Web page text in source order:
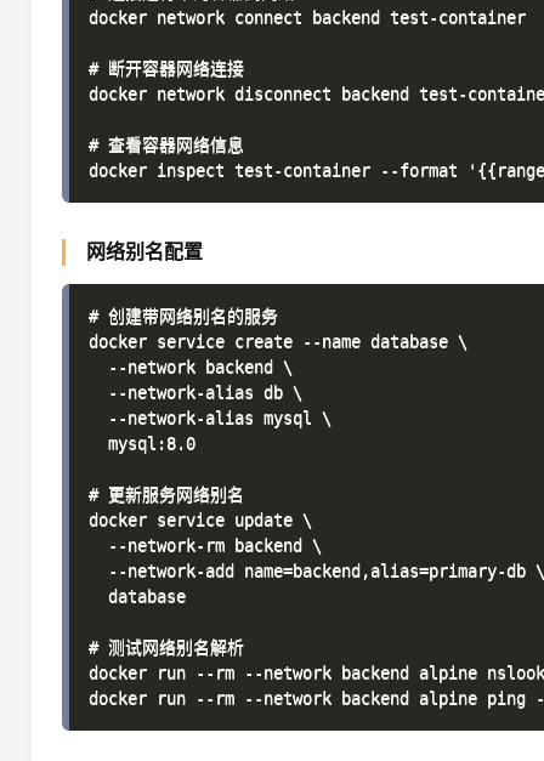
docker network connect backend test-container
# 断开容器网络连接
docker network disconnect backend test-
# 查看容器网络信息
网络别名配置
# 创建带网络别名的服务
docker service create --name database \
  --network backend \
  --network-alias db \
  --network-alias mysql \
  mysql:8.0
# 更新服务网络别名
docker service update \
  --network-rm backend \
  --network-add name=backend,alias=primary-db \
  database
# 测试网络别名解析
docker run --rm --network backend alpine